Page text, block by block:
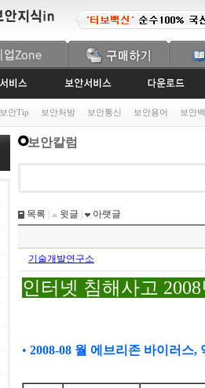
보안Tip 보안처방 보안통신 보안용어 보안
보안칼럼
목록 윗글 아랫글
기술개발연구소
인터넷 침해사고
• 2008-08 월 에브리존 바이러스,